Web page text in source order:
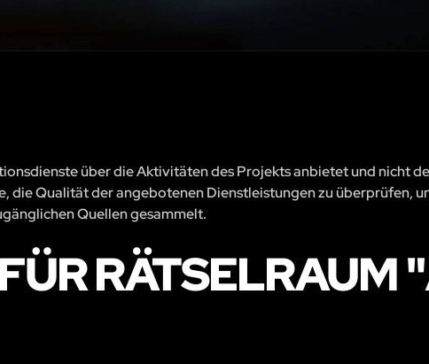
über die Aktivitäten des Projekts anbietet und nicht
die Qualität der angebotenen Dienstleistungen zu überprüfen,
Quellen gesammelt.
RÄTSELRAUM